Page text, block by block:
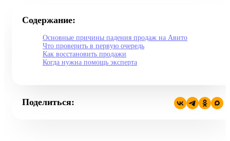
Содержание:
Основные причины падения продаж на Авито
Что проверить в первую очередь
Как восстановить продажи
Когда нужна помощь эксперта
Поделиться: